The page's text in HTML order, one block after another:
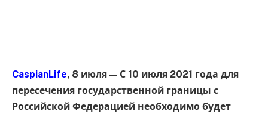
CaspianLife, 8 июля — С 10 июля 2021 года для
пересечения государственной границы с
Российской Федерацией необходимо будет